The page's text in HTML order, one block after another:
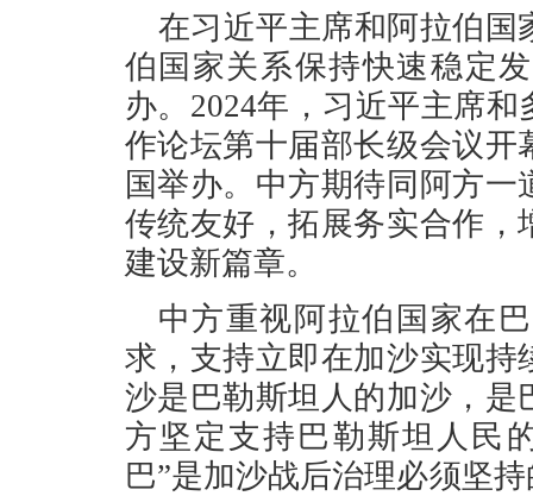
在习近平主席和阿拉伯
伯国家关系保持快速稳定
办。2024年，习近平主席
作论坛第十届部长级会议
国举办。中方期待同阿方
传统友好，拓展务实合作
建设新篇章。
中方重视阿拉伯国家在
求，支持立即在加沙实现
沙是巴勒斯坦人的加沙，
方坚定支持巴勒斯坦人民
巴”是加沙战后治理必须坚